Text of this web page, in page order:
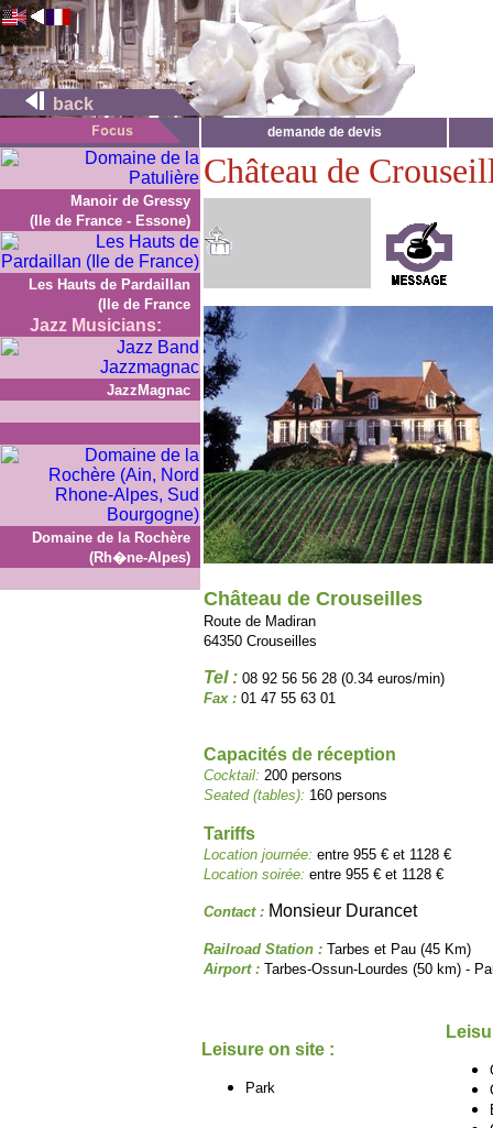
back
demande de devis
Manoir de Gressy
(Ile de France - Essone)
Les Hauts de Pardaillan
(Ile de France
Jazz Musicians:
JazzMagnac
Domaine de la Rochère
(Rh�ne-Alpes)
Château de
Château de Crouseilles
Route de Madiran
64350 Crouseilles
Tel : 08 92 56 56 28 (0.34 euros/min)
Fax : 01 47 55 63 01
Capacités de réception
Cocktail: 200 persons
Seated (tables): 160 persons
Tariffs
Location journée: entre 955 € et 1128 €
Location soirée: entre 955 € et 1128 €
Contact : Monsieur Durancet
Railroad Station : Tarbes et Pau (45 Km)
Airport : Tarbes-Ossun-Lourdes (50 km) -
Leisure on site :
Park